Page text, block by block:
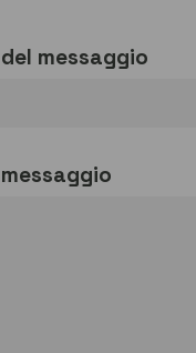
messaggio